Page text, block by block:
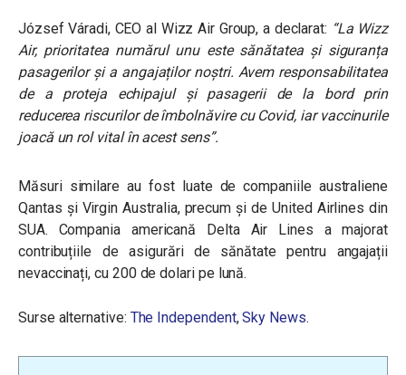
József Váradi, CEO al Wizz Air Group, a declarat: “La Wizz
Air, prioritatea numărul unu este sănătatea și siguranța
pasagerilor și a angajaților noștri. Avem responsabilitatea
de a proteja echipajul și pasagerii de la bord prin
reducerea riscurilor de îmbolnăvire cu Covid, iar vaccinurile
joacă un rol vital în acest sens”.
Măsuri similare au fost luate de companiile australiene
Qantas și Virgin Australia, precum și de United Airlines din
SUA. Compania americană Delta Air Lines a majorat
contribuțiile de asigurări de sănătate pentru angajații
nevaccinați, cu 200 de dolari pe lună.
Surse alternative: The Independent,Sky News.